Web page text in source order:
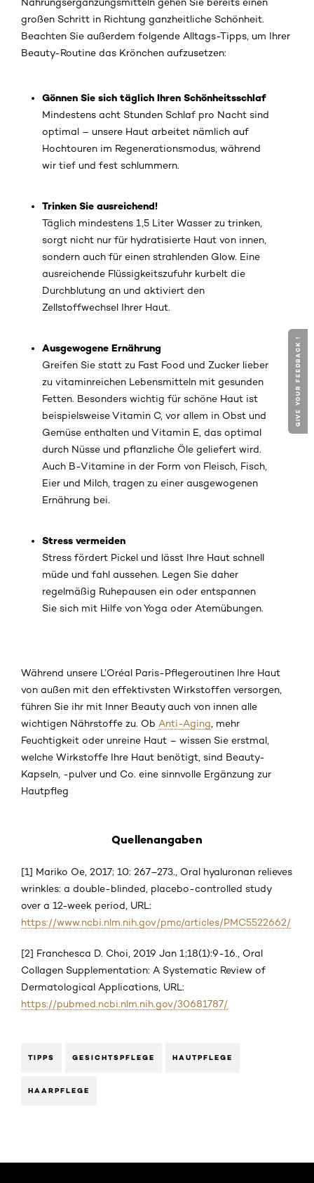
Nahrungsergänzungsmitteln gehen Sie bereits einen
großen Schritt in Richtung ganzheitliche Schönheit.
Beachten Sie außerdem folgende Alltags-Tipps, um Ihrer
Beauty-Routine das Krönchen aufzusetzen:
Gönnen Sie sich täglich Ihren Schönheitsschlaf
Mindestens acht Stunden Schlaf pro Nacht sind
optimal – unsere Haut arbeitet nämlich auf
Hochtouren im Regenerationsmodus, während
wir tief und fest schlummern.
Trinken Sie ausreichend!
Täglich mindestens 1,5 Liter Wasser zu trinken,
sorgt nicht nur für hydratisierte Haut von innen,
sondern auch für einen strahlenden Glow. Eine
ausreichende Flüssigkeitszufuhr kurbelt die
Durchblutung an und aktiviert den
Zellstoffwechsel Ihrer Haut.
Ausgewogene Ernährung
Greifen Sie statt zu Fast Food und Zucker lieber
zu vitaminreichen Lebensmitteln mit gesunden
Fetten. Besonders wichtig für schöne Haut ist
beispielsweise Vitamin C, vor allem in Obst und
Gemüse enthalten und Vitamin E, das optimal
durch Nüsse und pflanzliche Öle geliefert wird.
Auch B-Vitamine in der Form von Fleisch, Fisch,
Eier und Milch, tragen zu einer ausgewogenen
Ernährung bei.
Stress vermeiden
Stress fördert Pickel und lässt Ihre Haut schnell
müde und fahl aussehen. Legen Sie daher
regelmäßig Ruhepausen ein oder entspannen
Sie sich mit Hilfe von Yoga oder Atemübungen.
Während unsere L’Oréal Paris-Pflegeroutinen Ihre Haut
von außen mit den effektivsten Wirkstoffen versorgen,
führen Sie ihr mit Inner Beauty auch von innen alle
wichtigen Nährstoffe zu. Ob Anti-Aging, mehr
Feuchtigkeit oder unreine Haut – wissen Sie erstmal,
welche Wirkstoffe Ihre Haut benötigt, sind Beauty-
Kapseln, -pulver und Co. eine sinnvolle Ergänzung zur
Hautpfleg
Quellenangaben
[1] Mariko Oe, 2017; 10: 267–273., Oral hyaluronan relieves
wrinkles: a double-blinded, placebo-controlled study
over a 12-week period, URL:
https://www.ncbi.nlm.nih.gov/pmc/articles/PMC5522662/
[2] Franchesca D. Choi, 2019 Jan 1;18(1):9-16., Oral
Collagen Supplementation: A Systematic Review of
Dermatological Applications, URL:
https://pubmed.ncbi.nlm.nih.gov/30681787/
TIPPS GESICHTSPFLEGE HAUTPFLEGE
HAARPFLEGE
GIVE YOUR FEEDBACK !